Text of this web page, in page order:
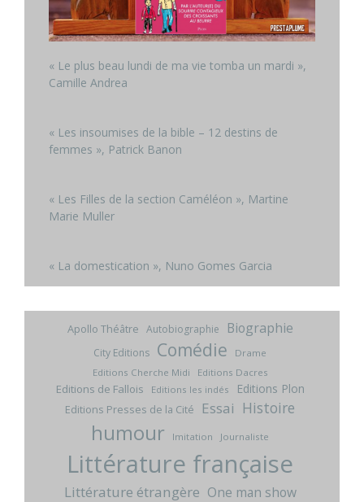
« Le plus beau lundi de ma vie tomba un mardi »,
Camille Andrea
« Les insoumises de la bible – 12 destins de
femmes », Patrick Banon
« Les Filles de la section Caméléon », Martine
Marie Muller
« La domestication », Nuno Gomes Garcia
Apollo Théâtre Autobiographie Biographie
City Editions Comédie
Drame
Editions Cherche Midi
Editions Dacres
Editions de Fallois Editions les indés Editions Plon
Editions Presses de la Cité Essai Histoire
humour Imitation Journaliste
Littérature française
Littérature étrangère One man show